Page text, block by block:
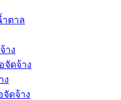
ตาล
าง
จัดจ้าง
ง
จัดจ้าง